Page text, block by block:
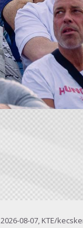
2026-08-07, KTE/